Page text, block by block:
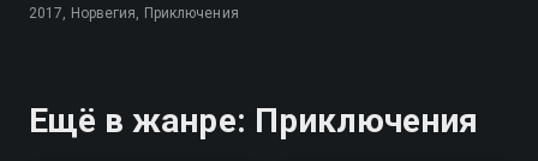
2017, Норвегия, Приключения
Ещё в жанре: Приключения